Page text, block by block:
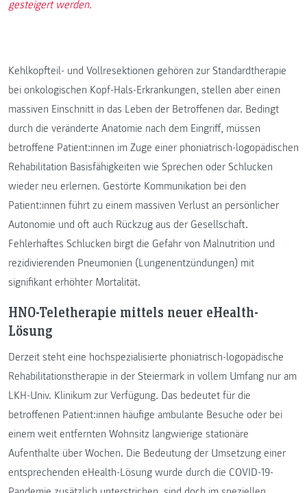
gesteigert werden.
Kehlkopfteil- und Vollresektionen gehören zur Standardtherapie
bei onkologischen Kopf-Hals-Erkrankungen, stellen aber einen
massiven Einschnitt in das Leben der Betroffenen dar. Bedingt
durch die veränderte Anatomie nach dem Eingriff, müssen
betroffene Patient:innen im Zuge einer phoniatrisch-logopädischen
Rehabilitation Basisfähigkeiten wie Sprechen oder Schlucken
wieder neu erlernen. Gestörte Kommunikation bei den
Patient:innen führt zu einem massiven Verlust an persönlicher
Autonomie und oft auch Rückzug aus der Gesellschaft.
Fehlerhaftes Schlucken birgt die Gefahr von Malnutrition und
rezidivierenden Pneumonien (Lungenentzündungen) mit
signifikant erhöhter Mortalität.
HNO-Teletherapie mittels neuer eHealth-
Lösung
Derzeit steht eine hochspezialisierte phoniatrisch-logopädische
Rehabilitationstherapie in der Steiermark in vollem Umfang nur am
LKH-Univ. Klinikum zur Verfügung. Das bedeutet für die
betroffenen Patient:innen häufige ambulante Besuche oder bei
einem weit entfernten Wohnsitz langwierige stationäre
Aufenthalte über Wochen. Die Bedeutung der Umsetzung einer
entsprechenden eHealth-Lösung wurde durch die COVID-19-